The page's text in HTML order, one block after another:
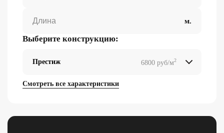
Выберите конструкцию:
Престиж 6800 руб/м2
Смотреть все характеристики